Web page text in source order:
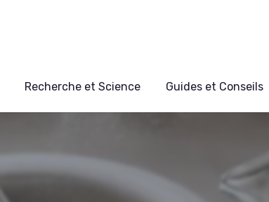
Recherche et Science Guides et Conseils